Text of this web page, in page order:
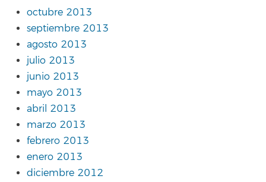
octubre 2013
septiembre 2013
agosto 2013
julio 2013
junio 2013
mayo 2013
abril 2013
marzo 2013
febrero 2013
enero 2013
diciembre 2012